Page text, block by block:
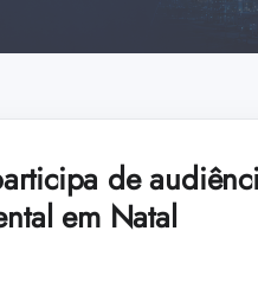
de
em Natal